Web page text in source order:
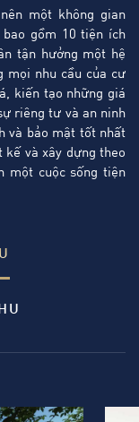
một không gian
bao gồm 10 tiện ích
tận hưởng một hệ
mọi nhu cầu của cư
kiến tạo những giá
riêng tư và an ninh
và bảo mật tốt nhất
kế và xây dựng theo
một cuộc sống tiện